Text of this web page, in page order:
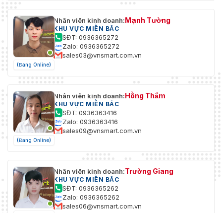
(Đang Online)
Nhân viên kinh doanh:Mạnh Tường
KHU VỰC MIỀN BẮC
SĐT: 0936365272
Zalo: 0936365272
sales03@vnsmart.com.vn
(Đang Online)
Nhân viên kinh doanh:Hồng Thắm
KHU VỰC MIỀN BẮC
SĐT: 0936363416
Zalo: 0936363416
sales09@vnsmart.com.vn
Nhân viên kinh doanh:Trường Giang
KHU VỰC MIỀN BẮC
SĐT: 0936365262
Zalo: 0936365262
sales06@vnsmart.com.vn